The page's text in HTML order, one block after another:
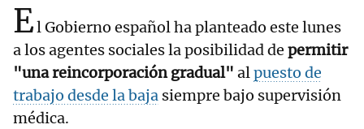
El Gobierno español ha planteado este lunes
a los agentes sociales la posibilidad de permitir
"una reincorporación gradual" alpuesto de
trabajo desde la baja siempre bajo supervisión
médica.